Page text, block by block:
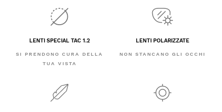
LENTI SPECIAL TAC 1.2
SI PRENDONO CURA DELLA
TUA VISTA
LENTI POLARIZZATE
NON STANCANO GLI OCCHI